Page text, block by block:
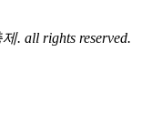
. all rights reserved.